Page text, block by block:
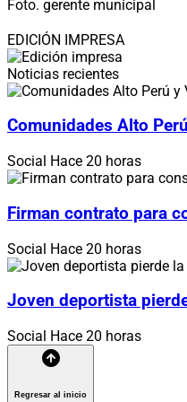
Foto. gerente municipal
EDICIÓN IMPRESA
Noticias recientes
Comunidades Alto
Social Hace 20 horas
Firman contrato para
Social Hace 20 horas
Joven deportista
Social Hace 20 horas
Regresar al inicio